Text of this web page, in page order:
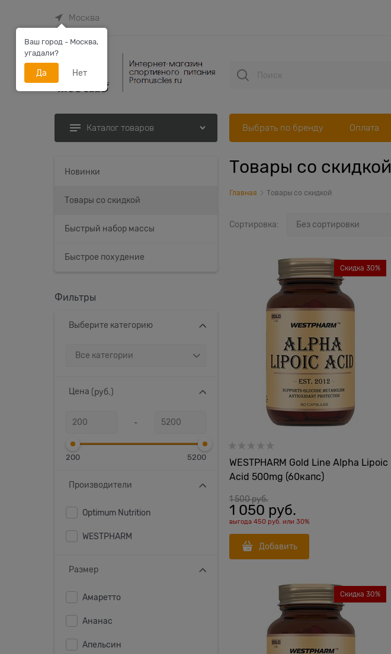
Москва
Каталог товаров Выбрать по бренду Оплата
Новинки
Товары со скидкой
Быстрый набор массы
Быстрое похудение
Фильтры
Выберите категорию
Цена (руб.)
-
200 5200
Производители
Optimum Nutrition
WESTPHARM
Размер
Амаретто
Ананас
Апельсин
Товары со скидкой
Главная Товары со скидкой
Сортировка:
WESTPHARM Gold Line Alpha Lipoic
Acid 500mg (60капс)
Скидка 30%
1 500 руб.
1 050 руб.
выгода 450 руб. или 30%
Добавить
Скидка 30%
Ваш город - Москва,
угадали?
Да Нет